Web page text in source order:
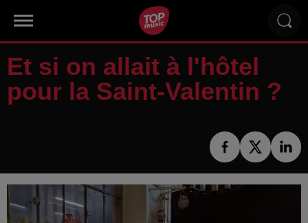
Et si on allait à l'hôtel
pour la Saint-Valentin ?